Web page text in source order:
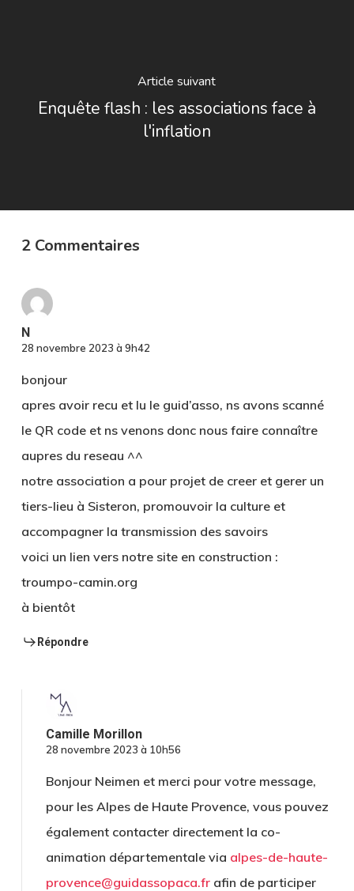
Article suivant
Enquête flash : les associations face à
l'inflation
2 Commentaires
N
28 novembre 2023 à 9h42
bonjour
apres avoir recu et lu le guid’asso, ns avons scanné
le QR code et ns venons donc nous faire connaître
aupres du reseau ^^
notre association a pour projet de creer et gerer un
tiers-lieu à Sisteron, promouvoir la culture et
accompagner la transmission des savoirs
voici un lien vers notre site en construction :
troumpo-camin.org
à bientôt
Répondre
Camille Morillon
28 novembre 2023 à 10h56
Bonjour Neimen et merci pour votre message,
pour les Alpes de Haute Provence, vous pouvez
également contacter directement la co-
animation départementale via alpes-de-haute-
provence@guidassopaca.frafin de participer